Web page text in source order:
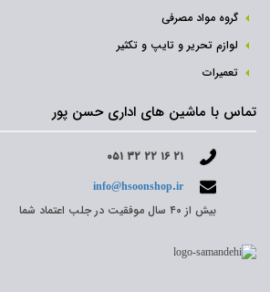
گروه مواد مصرفی
لوازم تحریر و تایپ و تکثیر
تعمیرات
تماس با ماشین های اداری حسن پور
۰۵۱ ۳۲ ۲۲ ۱۶ ۲۱
info@hsoonshop.ir
بیش از ۴۰ سال موفقیت در جلب اعتماد شما